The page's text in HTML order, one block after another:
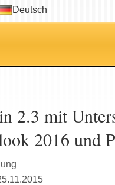
Deutsch
2.3 mit
2016 und